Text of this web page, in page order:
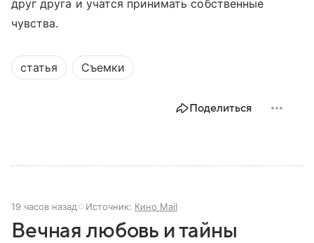
друг друга и учатся принимать собственные
чувства.
статья Съемки
Поделиться
19 часов назад Источник: Кино Mail
Вечная любовь и тайны